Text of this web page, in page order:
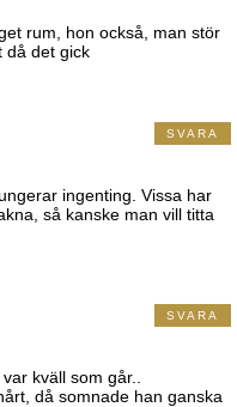
rum, hon också, man stör
då det gick
ingenting. Vissa har
så kanske man vill titta
SVARA
kväll som går..
då somnade han ganska
SVARA